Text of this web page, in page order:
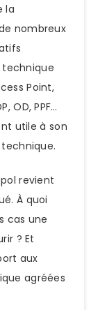
la
nombreux
Point,
OD, PPF…
utile à son
revient
À quoi
cas une
? Et
aux
agréées